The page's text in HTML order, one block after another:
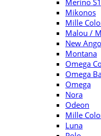
Merino
Mikonos
Mille
Malou /
New
Montana
Omega
Omega
Omega
Nora
Odeon
Mille
Luna